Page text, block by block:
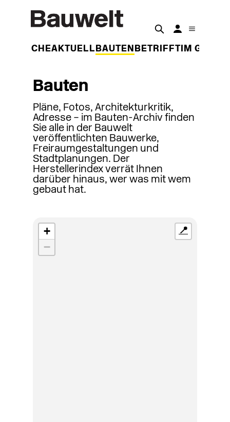
WOCHEAKTUELL BAUTEN BETRIFFT IM
Bauten
Pläne, Fotos, Architekturkritik,
Adresse – im Bauten-Archiv finden
Sie alle in der Bauwelt
veröffentlichten Bauwerke,
Freiraumgestaltungen und
Stadtplanungen. Der
Herstellerindex verrät Ihnen
darüber hinaus, wer was mit wem
gebaut hat.
+
−
📍